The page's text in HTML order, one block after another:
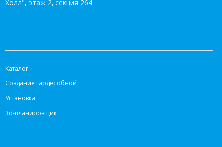
Холл", этаж 2, секция 264
Каталог
Создание гардеробной
Установка
3d-планировщик